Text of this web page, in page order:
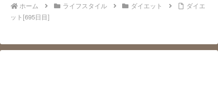
ホーム ライフスタイル ダイエット
ダイエ
ット[695日目]